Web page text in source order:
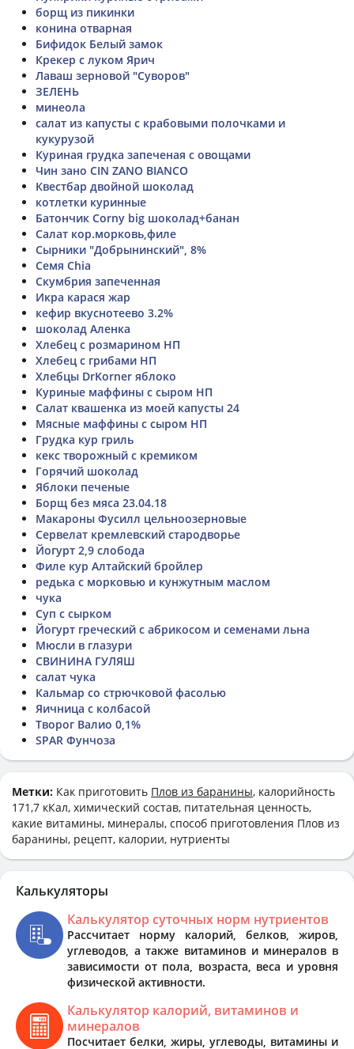
борщ из пикинки
конина отварная
Бифидок Белый замок
Крекер с луком Ярич
Лаваш зерновой "Суворов"
ЗЕЛЕНЬ
минеола
салат из капусты с крабовыми полочками и
кукурузой
Куриная грудка запеченая с овощами
Чин зано CIN ZANO BIANCO
Квестбар двойной шоколад
котлетки куринные
Батончик Corny big шоколад+банан
Салат кор.морковь,филе
Сырники "Добрынинский", 8%
Семя Chia
Скумбрия запеченная
Икра карася жар
кефир вкуснотеево 3.2%
шоколад Аленка
Хлебец с розмарином НП
Хлебец с грибами НП
Хлебцы DrKorner яблоко
Куриные маффины с сыром НП
Салат квашенка из моей капусты 24
Мясные маффины с сыром НП
Грудка кур гриль
кекс творожный с кремиком
Горячий шоколад
Яблоки печеные
Борщ без мяса 23.04.18
Макароны Фусилл цельноозерновые
Сервелат кремлевский стародворье
Йогурт 2,9 слобода
Филе кур Алтайский бройлер
редька с морковью и кунжутным маслом
чука
Суп с сырком
Йогурт греческий с абрикосом и семенами льна
Мюсли в глазури
СВИНИНА ГУЛЯШ
салат чука
Кальмар со стрючковой фасолью
Яичница с колбасой
Творог Валио 0,1%
SPAR Фунчоза
Метки: Как приготовить Плов из баранины, калорийность
171,7 кКал, химический состав, питательная ценность,
какие витамины, минералы, способ приготовления Плов из
баранины, рецепт, калории, нутриенты
Калькуляторы
Калькулятор суточных норм нутриентов
Рассчитает норму калорий, белков, жиров,
углеводов, а также витаминов и минералов в
зависимости от пола, возраста, веса и уровня
физической активности.
Калькулятор калорий, витаминов и
минералов
Посчитает белки, жиры, углеводы, витамины и